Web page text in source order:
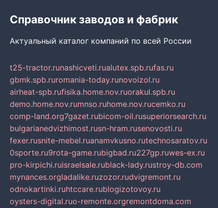
Справочник заводов и фабрик
Актуальный каталог компаний по всей России
t25-tractor.runashicveti.rualutex.spb.rufas.ru
gbmk.spb.ruromania-today.runovoizol.ru
airheat-spb.rufisika.home.nov.ruorakul.spb.ru
demo.home.nov.rumnso.ruhome.nov.rucemko.ru
comp-land.org7gazet.rubicom-oil.rusuperiorsearch.ru
bulgarianedvizhimost.rusn-hram.rusenovosti.ru
fexer.rusnite-mebel.ruanamvkusno.rutechnosaratov.ru
0sporte.ru9rota-game.rubigbad.ru227gp.ruwes-ex.ru
pro-kirpichi.ruisraelsale.rublack-lady.rustroy-db.com
mynances.orgladalike.ruzozor.rudvigremont.ru
odnokartinki.ruhtccare.rublogizotovoy.ru
oysters-digital.ruo-remonte.orgremontdoma.com